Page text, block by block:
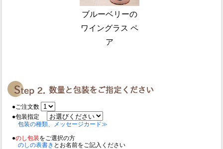
ブルーベリーの
ワイングラス ペ
ア
●ご注文数
●包装指定
包装の種類、メッセージカード≫
●のし包装をご選択の方
のしの表書き とお名前をご記入ください